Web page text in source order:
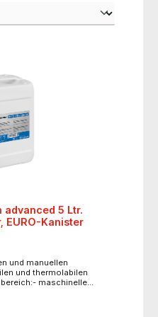
advanced 5 Ltr.
EURO-Kanister
und manuellen
und thermolabilen
maschinelle
und Mikroinstrumenten,